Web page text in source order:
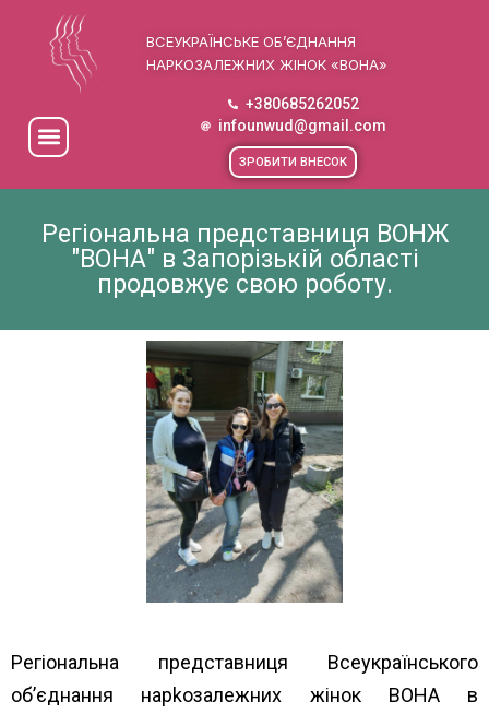
ВСЕУКРАЇНСЬКЕ ОБ’ЄДНАННЯ
НАРКОЗАЛЕЖНИХ ЖІНОК «ВОНА»
+380685262052
infounwud@gmail.com
ЗРОБИТИ ВНЕСОК
Регіональна представниця ВОНЖ
"ВОНА" в Запорізькій області
продовжує свою роботу.
Регіональна представниця Всеукраїнського
об’єднання нарkозалежних жінок ВОНА в